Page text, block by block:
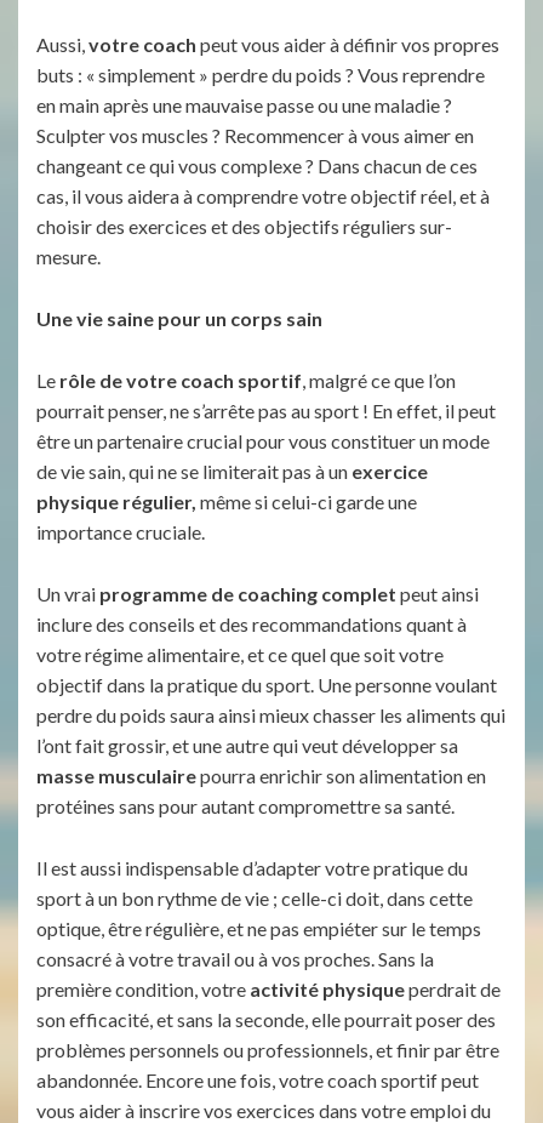
Aussi,votre coach peut vous aider à définir vos propres
buts : « simplement » perdre du poids ? Vous reprendre
en main après une mauvaise passe ou une maladie ?
Sculpter vos muscles ? Recommencer à vous aimer en
changeant ce qui vous complexe ? Dans chacun de ces
cas, il vous aidera à comprendre votre objectif réel, et à
choisir des exercices et des objectifs réguliers sur-
mesure.
Une vie saine pour un corps sain
Le rôle de votre coach sportif, malgré ce que l’on
pourrait penser, ne s’arrête pas au sport ! En effet, il peut
être un partenaire crucial pour vous constituer un mode
de vie sain, qui ne se limiterait pas à un exercice
physique régulier, même si celui-ci garde une
importance cruciale.
Un vrai programme de coaching complet peut ainsi
inclure des conseils et des recommandations quant à
votre régime alimentaire, et ce quel que soit votre
objectif dans la pratique du sport. Une personne voulant
perdre du poids saura ainsi mieux chasser les aliments qui
l’ont fait grossir, et une autre qui veut développer sa
masse musculairepourra enrichir son alimentation en
protéines sans pour autant compromettre sa santé.
Il est aussi indispensable d’adapter votre pratique du
sport à un bon rythme de vie ; celle-ci doit, dans cette
optique, être régulière, et ne pas empiéter sur le temps
consacré à votre travail ou à vos proches. Sans la
première condition, votre activité physiqueperdrait de
son efficacité, et sans la seconde, elle pourrait poser des
problèmes personnels ou professionnels, et finir par être
abandonnée. Encore une fois, votre coach sportif peut
vous aider à inscrire vos exercices dans votre emploi du